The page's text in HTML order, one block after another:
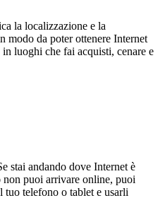
la localizzazione e la
modo da poter ottenere Internet
luoghi che fai acquisti, cenare e
stai andando dove Internet è
puoi arrivare online, puoi
tuo telefono o tablet e usarli